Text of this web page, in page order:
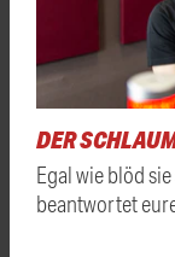
DER
Egal wie blöd
beantwortet